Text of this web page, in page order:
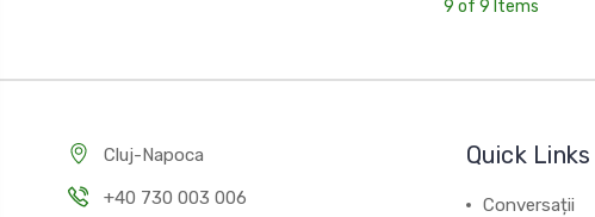
9 of 9 Items
Cluj-Napoca
+40 730 003 006
Quick Links
Conversații